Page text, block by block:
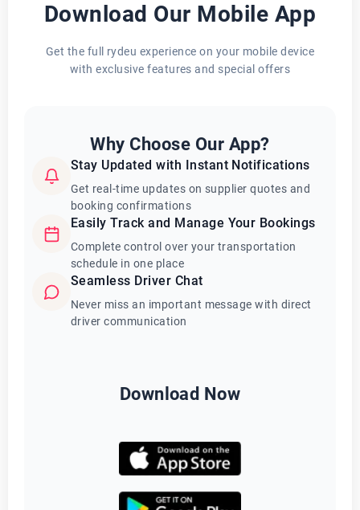
Download Our Mobile App
Get the full rydeu experience on your mobile device
with exclusive features and special offers
Why Choose Our App?
Stay Updated with Instant Notifications
Get real-time updates on supplier quotes and
booking confirmations
Easily Track and Manage Your Bookings
Complete control over your transportation
schedule in one place
Seamless Driver Chat
Never miss an important message with direct
driver communication
Download Now